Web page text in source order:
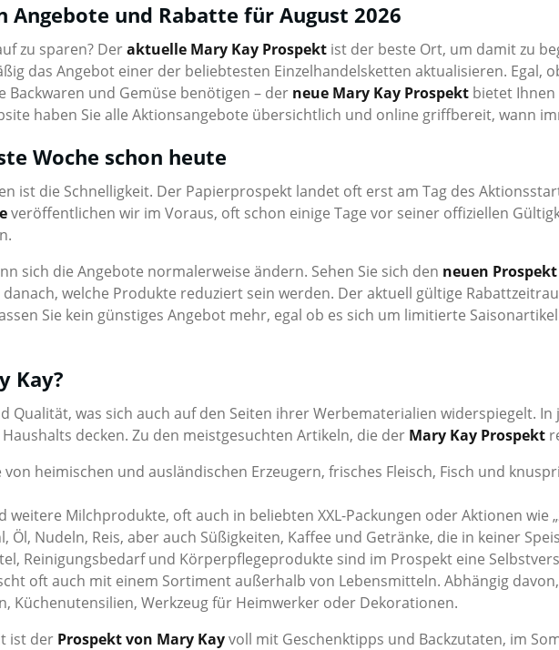
und Rabatte für August 2026
zu sparen? Deraktuelle Mary Kay Prospekt ist der beste Ort, um damit zu
das Angebot einer der beliebtesten Einzelhandelsketten aktualisieren. Egal,
und Gemüse benötigen – der neue Mary Kay Prospekt bietet
haben Sie alle Aktionsangebote übersichtlich und online griffbereit, wann
Woche schon heute
ist die Schnelligkeit. Der Papierprospekt landet oft erst am Tag des
veröffentlichen wir im Voraus, oft schon einige Tage vor seiner offiziellen
sich die Angebote normalerweise ändern. Sehen Sie sich den neuen
welche Produkte reduziert sein werden. Der aktuell gültige
Sie kein günstiges Angebot mehr, egal ob es sich um limitierte
Kay?
Qualität, was sich auch auf den Seiten ihrer Werbematerialien widerspiegelt. In
decken. Zu den meistgesuchten Artikeln, die der Mary Kay Prospekt
heimischen und ausländischen Erzeugern, frisches Fleisch, Fisch und
weitere Milchprodukte, oft auch in beliebten XXL-Packungen oder Aktionen wie
Nudeln, Reis, aber auch Süßigkeiten, Kaffee und Getränke, die in keiner
Reinigungsbedarf und Körperpflegeprodukte sind im Prospekt eine
oft auch mit einem Sortiment außerhalb von Lebensmitteln. Abhängig
Küchenutensilien, Werkzeug für Heimwerker oder Dekorationen.
ist der Prospekt von Mary Kayvoll mit Geschenktipps und Backzutaten, im